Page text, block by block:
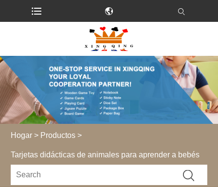
Hogar > Productos >
Tarjetas didácticas de animales para aprender a bebés